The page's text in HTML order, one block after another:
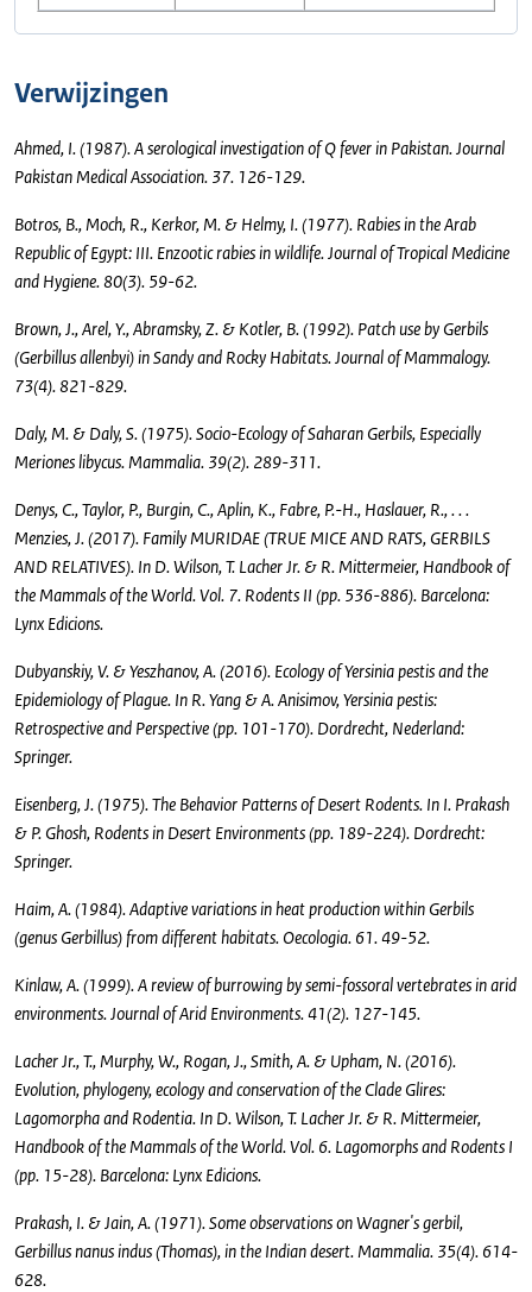
Verwijzingen
Ahmed, I. (1987). A serological investigation of Q fever in Pakistan. Journal
Pakistan Medical Association. 37. 126-129.
Botros, B., Moch, R., Kerkor, M. & Helmy, I. (1977). Rabies in the Arab
Republic of Egypt: III. Enzootic rabies in wildlife. Journal of Tropical Medicine
and Hygiene. 80(3). 59-62.
Brown, J., Arel, Y., Abramsky, Z. & Kotler, B. (1992). Patch use by Gerbils
(Gerbillus allenbyi) in Sandy and Rocky Habitats. Journal of Mammalogy.
73(4). 821-829.
Daly, M. & Daly, S. (1975). Socio-Ecology of Saharan Gerbils, Especially
Meriones libycus. Mammalia. 39(2). 289-311.
Denys, C., Taylor, P., Burgin, C., Aplin, K., Fabre, P.-H., Haslauer, R., . . .
Menzies, J. (2017). Family MURIDAE (TRUE MICE AND RATS, GERBILS
AND RELATIVES). In D. Wilson, T. Lacher Jr. & R. Mittermeier, Handbook of
the Mammals of the World. Vol. 7. Rodents II (pp. 536-886). Barcelona:
Lynx Edicions.
Dubyanskiy, V. & Yeszhanov, A. (2016). Ecology of Yersinia pestis and the
Epidemiology of Plague. In R. Yang & A. Anisimov, Yersinia pestis:
Retrospective and Perspective (pp. 101-170). Dordrecht, Nederland:
Springer.
Eisenberg, J. (1975). The Behavior Patterns of Desert Rodents. In I. Prakash
& P. Ghosh, Rodents in Desert Environments (pp. 189-224). Dordrecht:
Springer.
Haim, A. (1984). Adaptive variations in heat production within Gerbils
(genus Gerbillus) from different habitats. Oecologia. 61. 49-52.
Kinlaw, A. (1999). A review of burrowing by semi-fossoral vertebrates in arid
environments. Journal of Arid Environments. 41(2). 127-145.
Lacher Jr., T., Murphy, W., Rogan, J., Smith, A. & Upham, N. (2016).
Evolution, phylogeny, ecology and conservation of the Clade Glires:
Lagomorpha and Rodentia. In D. Wilson, T. Lacher Jr. & R. Mittermeier,
Handbook of the Mammals of the World. Vol. 6. Lagomorphs and Rodents I
(pp. 15-28). Barcelona: Lynx Edicions.
Prakash, I. & Jain, A. (1971). Some observations on Wagner's gerbil,
Gerbillus nanus indus (Thomas), in the Indian desert. Mammalia. 35(4). 614-
628.